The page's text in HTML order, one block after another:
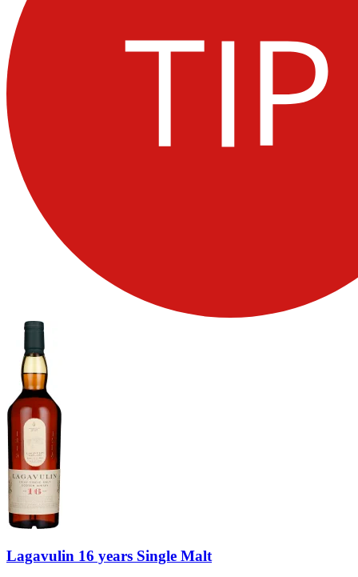
Lagavulin 16 years Single Malt